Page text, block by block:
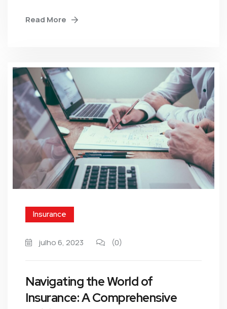
Read More
Insurance
julho 6, 2023 (0)
Navigating the World of
Insurance: A Comprehensive